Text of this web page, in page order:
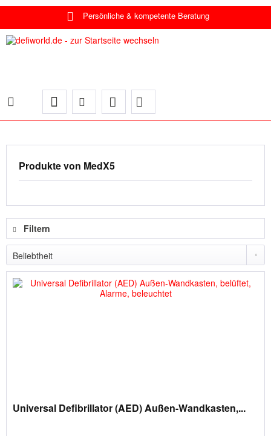
Persönliche & kompetente Beratung
Produkte von MedX5
Filtern
Universal Defibrillator (AED) Außen-Wandkasten,...